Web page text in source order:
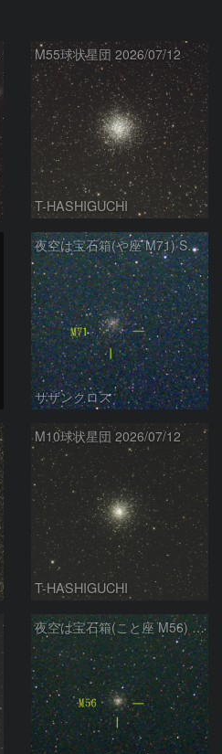
M55球状星団 2026/07/12
T-HASHIGUCHI
夜空は宝石箱(や座 M71) Seestar50
サザンクロス
M10球状星団 2026/07/12
T-HASHIGUCHI
夜空は宝石箱(こと座 M56) Seestar50